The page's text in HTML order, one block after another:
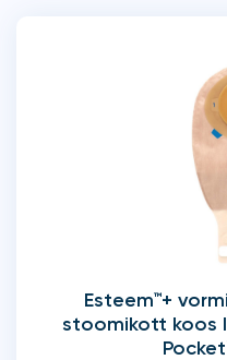
Esteem™+
stoomikott koos